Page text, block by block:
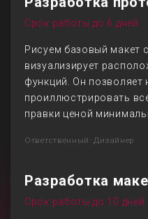
Срок работы до 6 дней
Рисуем базовый макет
визуализирует
функций. Он позволяет
проиллюстрировать
правки ценой
Ответственный: Дизайнер
Разработка
Срок работы до 10 дней